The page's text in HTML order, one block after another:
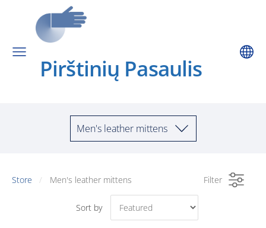
Pirštinių Pasaulis
Men's leather mittens
Store Men's leather mittens Filter
Sort by